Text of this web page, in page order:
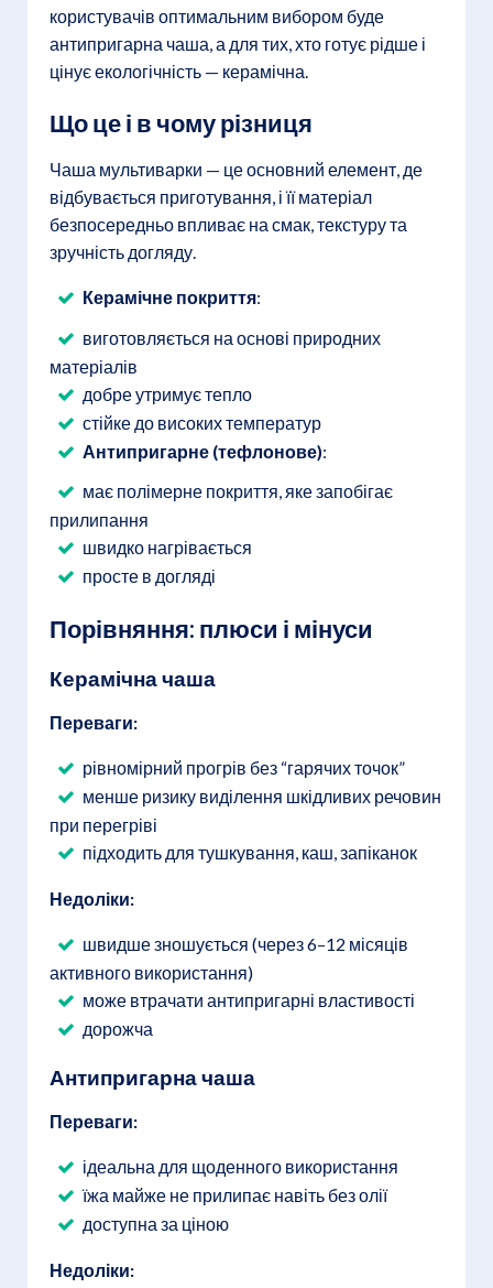
користувачів оптимальним вибором буде
антипригарна чаша, а для тих, хто готує рідше і
цінує екологічність — керамічна.
Що це і в чому різниця
Чаша мультиварки — це основний елемент, де
відбувається приготування, і її матеріал
безпосередньо впливає на смак, текстуру та
зручність догляду.
Керамічне покриття:
виготовляється на основі природних
матеріалів
добре утримує тепло
стійке до високих температур
Антипригарне (тефлонове):
має полімерне покриття, яке запобігає
прилипання
швидко нагрівається
просте в догляді
Порівняння: плюси і мінуси
Керамічна чаша
Переваги:
рівномірний прогрів без “гарячих точок”
менше ризику виділення шкідливих речовин
при перегріві
підходить для тушкування, каш, запіканок
Недоліки:
швидше зношується (через 6–12 місяців
активного використання)
може втрачати антипригарні властивості
дорожча
Антипригарна чаша
Переваги:
ідеальна для щоденного використання
їжа майже не прилипає навіть без олії
доступна за ціною
Недоліки: